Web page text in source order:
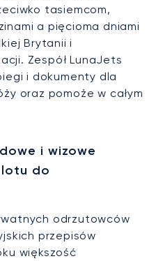
tasiemcom,
a pięcioma dniami
Brytanii i
Zespół LunaJets
i dokumenty dla
oraz pomoże w całym
i wizowe
do
odrzutowców
przepisów
większość